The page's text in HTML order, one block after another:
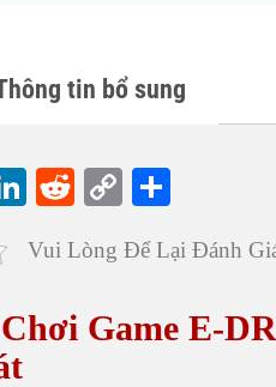
tin bổ sung
Li
ed
R
di
C
y
nk
re
Vui Lòng Để Lại Đánh
Game E-